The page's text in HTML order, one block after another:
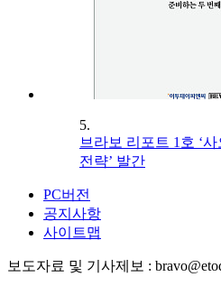
5.
브라보 리포트 1호 ‘
전략’ 발간
PC버전
공지사항
사이트맵
보도자료 및 기사제보 :